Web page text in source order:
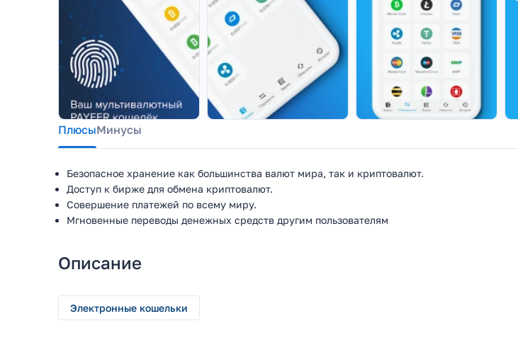
ПлюсыМинусы
Безопасное хранение как большинства валют мира, так и криптовалют.
Доступ к бирже для обмена криптовалют.
Совершение платежей по всему миру.
Мгновенные переводы денежных средств другим пользователям
Описание
Электронные кошельки